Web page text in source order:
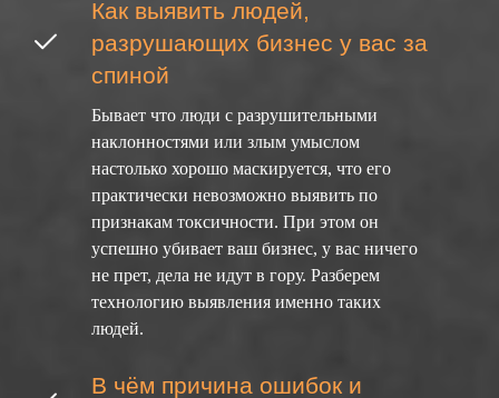
Как выявить людей,
разрушающих бизнес у вас за
спиной
Бывает что люди с разрушительными
наклонностями или злым умыслом
настолько хорошо маскируется, что его
практически невозможно выявить по
признакам токсичности. При этом он
успешно убивает ваш бизнес, у вас ничего
не прет, дела не идут в гору. Разберем
технологию выявления именно таких
людей.
В чём причина ошибок и